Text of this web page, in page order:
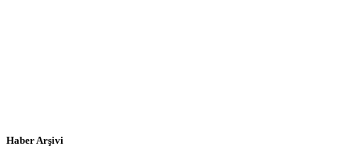
Haber Arşivi